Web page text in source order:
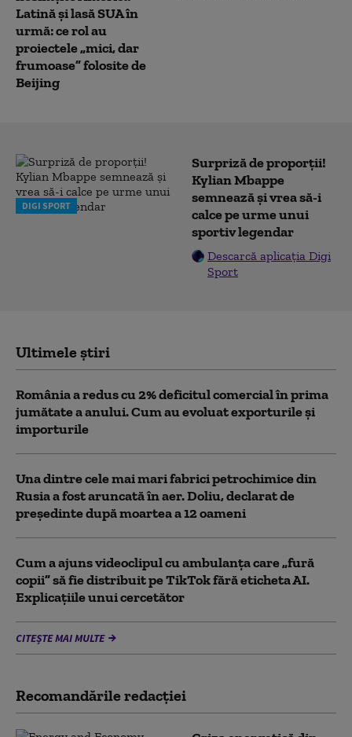
Latină și lasă SUA în
urmă: ce rol au
proiectele „mici, dar
frumoase” folosite de
Beijing
DIGI SPORT
Surpriză de proporții!
Kylian Mbappe
semnează și vrea să-i
calce pe urme unui
sportiv legendar
Descarcă aplicația Digi
Sport
Ultimele știri
România a redus cu 2% deficitul comercial în prima
jumătate a anului. Cum au evoluat exporturile și
importurile
Una dintre cele mai mari fabrici petrochimice din
Rusia a fost aruncată în aer. Doliu, declarat de
președinte după moartea a 12 oameni
Cum a ajuns videoclipul cu ambulanța care „fură
copii” să fie distribuit pe TikTok fără eticheta AI.
Explicațiile unui cercetător
CITEȘTE MAI MULTE
Recomandările redacţiei